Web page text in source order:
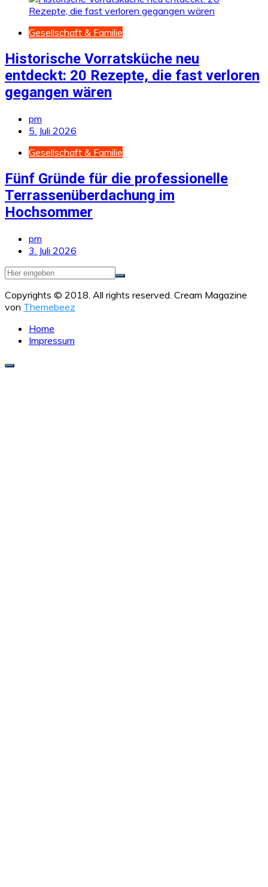
Gesellschaft & Familie
Historische Vorratsküche neu
entdeckt: 20 Rezepte, die fast verloren
gegangen wären
pm
5. Juli 2026
Gesellschaft & Familie
Fünf Gründe für die professionelle
Terrassenüberdachung im
Hochsommer
pm
3. Juli 2026
Copyrights © 2018. All rights reserved. Cream Magazine
von Themebeez
Home
Impressum